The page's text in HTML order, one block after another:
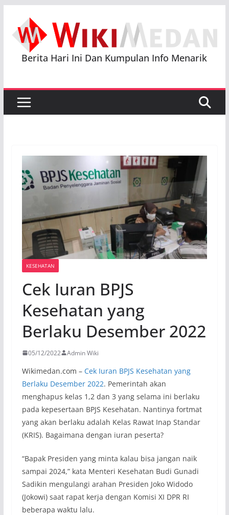
content
Berita Hari Ini Dan Kumpulan Info Menarik
KESEHATAN
Cek Iuran BPJS
Kesehatan yang
Berlaku Desember 2022
05/12/2022 Admin Wiki
Wikimedan.com – Cek Iuran BPJS Kesehatan yang
Berlaku Desember 2022. Pemerintah akan
menghapus kelas 1,2 dan 3 yang selama ini berlaku
pada kepesertaan BPJS Kesehatan. Nantinya fortmat
yang akan berlaku adalah Kelas Rawat Inap Standar
(KRIS). Bagaimana dengan iuran peserta?
“Bapak Presiden yang minta kalau bisa jangan naik
sampai 2024,” kata Menteri Kesehatan Budi Gunadi
Sadikin mengulangi arahan Presiden Joko Widodo
(Jokowi) saat rapat kerja dengan Komisi XI DPR RI
beberapa waktu lalu.